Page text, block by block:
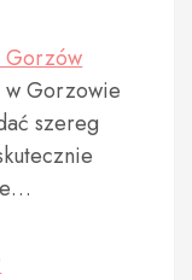
Gorzów
w Gorzowie
szereg